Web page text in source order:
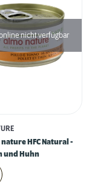
nicht verfügbar
HFC Natural -
und Huhn